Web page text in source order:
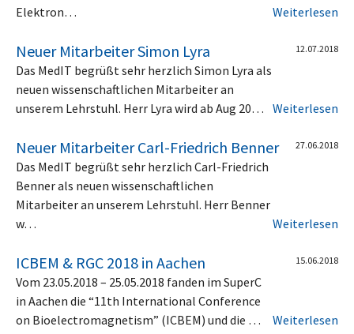
Elektron…
Weiterlesen
Neuer Mitarbeiter Simon Lyra 12.07.2018
Das MedIT begrüßt sehr herzlich Simon Lyra als
neuen wissenschaftlichen Mitarbeiter an
unserem Lehrstuhl. Herr Lyra wird ab Aug 20… Weiterlesen
Neuer Mitarbeiter Carl-Friedrich Benner 27.06.2018
Das MedIT begrüßt sehr herzlich Carl-Friedrich
Benner als neuen wissenschaftlichen
Mitarbeiter an unserem Lehrstuhl. Herr Benner
w…
Weiterlesen
ICBEM & RGC 2018 in Aachen 15.06.2018
Vom 23.05.2018 – 25.05.2018 fanden im SuperC
in Aachen die “11th International Conference
on Bioelectromagnetism” (ICBEM) und die …
Weiterlesen